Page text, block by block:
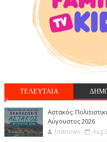
ΤΕΛΕΥΤΑΙΑ
Αστακός:
Αύγουστος 2026
Unknown Aug